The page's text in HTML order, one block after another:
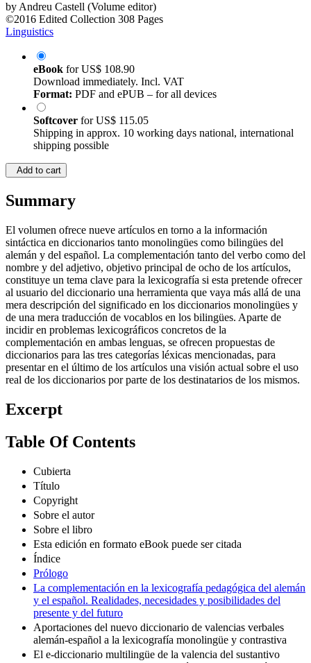
byAndreu Castell (Volume editor)
©2016 Edited Collection 308 Pages
Linguistics
eBook forUS$ 108.90
Download immediately. Incl. VAT
Format: PDF and ePUB – for all devices
Softcover forUS$ 115.05
Shipping in approx. 10 working days national, international
shipping possible
Add to cart
Summary
El volumen ofrece nueve artículos en torno a la información
sintáctica en diccionarios tanto monolingües como bilingües del
alemán y del español. La complementación tanto del verbo como del
nombre y del adjetivo, objetivo principal de ocho de los artículos,
constituye un tema clave para la lexicografía si esta pretende ofrecer
al usuario del diccionario una herramienta que vaya más allá de una
mera descripción del significado en los diccionarios monolingües y
de una mera traducción de vocablos en los bilingües. Aparte de
incidir en problemas lexicográficos concretos de la
complementación en ambas lenguas, se ofrecen propuestas de
diccionarios para las tres categorías léxicas mencionadas, para
presentar en el último de los artículos una visión actual sobre el uso
real de los diccionarios por parte de los destinatarios de los mismos.
Excerpt
Table Of Contents
Cubierta
Título
Copyright
Sobre el autor
Sobre el libro
Esta edición en formato eBook puede ser citada
Índice
Prólogo
La complementación en la lexicografía pedagógica del alemán
y el español. Realidades, necesidades y posibilidades del
presente y del futuro
Aportaciones del nuevo diccionario de valencias verbales
alemán-español a la lexicografía monolingüe y contrastiva
El e-diccionario multilingüe de la valencia del sustantivo